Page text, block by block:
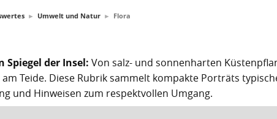
► Umwelt und Natur ► Flora
der Insel: Von salz- und sonnenharten
Teide. Diese Rubrik sammelt kompakte Porträts
und Hinweisen zum respektvollen Umgang.